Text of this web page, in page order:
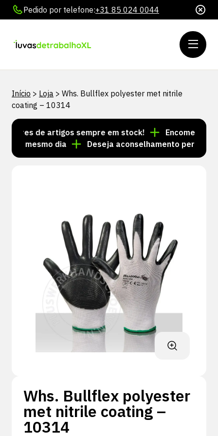
Pedido por telefone:+31 85 024 0044
Início > Loja > Whs. Bullflex polyester met nitrile
coating – 10314
de artigos sempre em stock!
Encomendas
mesmo dia
Deseja aconselhamento
Whs. Bullflex polyester
met nitrile coating –
10314